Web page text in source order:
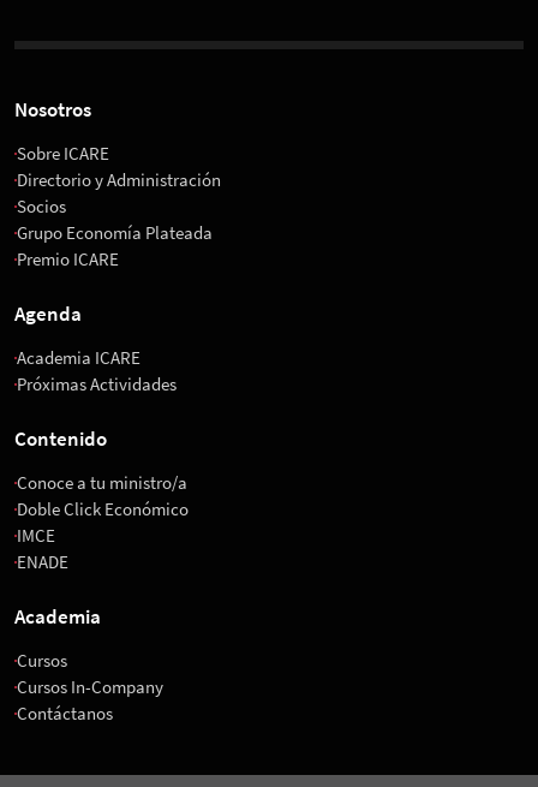
Nosotros
Sobre ICARE
Directorio y Administración
Socios
Grupo Economía Plateada
Premio ICARE
Agenda
Academia ICARE
Próximas Actividades
Contenido
Conoce a tu ministro/a
Doble Click Económico
IMCE
ENADE
Academia
Cursos
Cursos In-Company
Contáctanos